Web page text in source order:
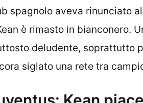
spagnolo aveva rinunciato
è rimasto in bianconero.
deludente, soprattutto
siglato una rete tra